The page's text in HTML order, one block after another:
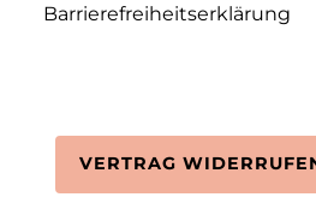
Barrierefreiheitserklärung
VERTRAG